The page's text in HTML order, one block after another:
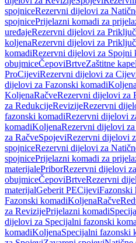
spojniceRezervni dijelovi za
spojnicePrijelazni komadi za
uređajeRezervni dijelovi za
koljenaRezervni dijelovi za
komadiRezervni dijelovi za Spojni
obujmiceČepoviBrtveZaštitne kape
ProCijeviRezervni dijelovi za
dijelovi za Fazonski komadiKoljena
KoljenaRačveRezervni dijelovi za
za RedukcijeRevizijeRezervni
fazonski komadiRezervni dijelovi
komadiKoljenaRezervni dijelovi
za RačveSpojeviRezervni dijelovi
spojniceRezervni dijelovi za
spojnicePrijelazni komadi za
materijalePriborRezervni dijelovi
obujmiceČepoviBrtveRezervni
materijalGeberit PECijeviFazonski
Fazonski komadiKoljenaRačve
za RevizijePrijelazni komadi
dijelovi za Specijalni fazonski
komadiKoljenaSpecijalni fazonski